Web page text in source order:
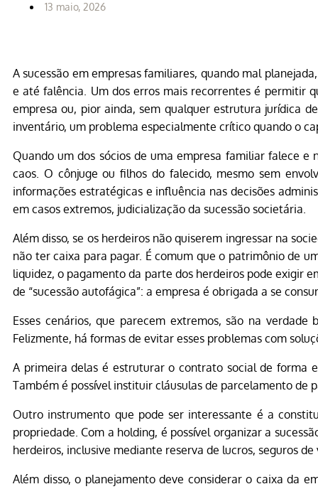
13 maio, 2026
A sucessão em empresas familiares, quando mal
e até falência. Um dos erros mais recorrentes é permitir
empresa ou, pior ainda, sem qualquer estrutura jurídica
inventário, um problema especialmente crítico quando o
Quando um dos sócios de uma empresa familiar falece
caos. O cônjuge ou filhos do falecido, mesmo sem
informações estratégicas e influência nas decisões
em casos extremos, judicialização da sucessão societária.
Além disso, se os herdeiros não quiserem ingressar na
não ter caixa para pagar. É comum que o patrimônio de
liquidez, o pagamento da parte dos herdeiros pode exigir
de “sucessão autofágica”: a empresa é obrigada a se
Esses cenários, que parecem extremos, são na
Felizmente, há formas de evitar esses problemas com
A primeira delas é estruturar o contrato social de forma
Também é possível instituir cláusulas de parcelamento de
Outro instrumento que pode ser interessante é a
propriedade. Com a holding, é possível organizar a
herdeiros, inclusive mediante reserva de lucros, seguros
Além disso, o planejamento deve considerar o caixa da